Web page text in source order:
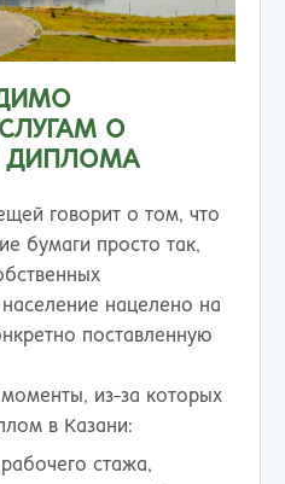
О
ДИПЛОМА
говорит о том, что
бумаги просто так,
нацелено на
поставленную
из-за которых
в Казани:
стажа,